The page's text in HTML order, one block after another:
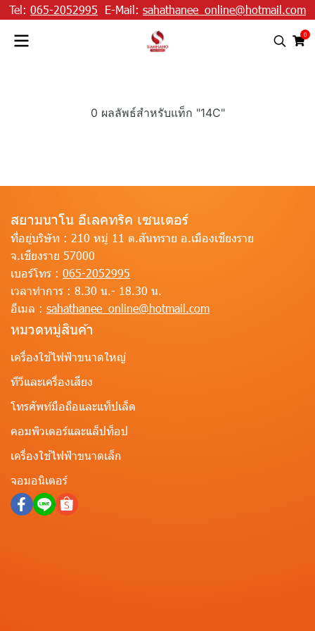
Tel: 065-2052995 E-Mail: sahathanee_online@hotmail.com
0
0 ผลลัพธ์สำหรับแท็ก "14C"
สยามนาโน อีเลคทริค เซนเตอร์
ที่อยู่บริษัท : 210 หมู่ 11 ต.สันทราย อ.เมืองเชียงราย
จ.เชียงราย 57000
เบอร์โทร : 065-2052995
เวลาทำการ : 8.30 น.- 18.30 น.
อีเมล : sahathanee_online@hotmail.com
หมวดหมู่สินค้า
เครื่องใช้ไฟฟ้าขนาดใหญ่
ทีวีและเครื่องเสียง
โทรศัพท์มือถือและแท็ปเล็ต
คอมพิวเตอร์และแล็ปท็อป
เครื่องใช้ไฟฟ้าขนาดเล็ก
จอมอนิเตอร์